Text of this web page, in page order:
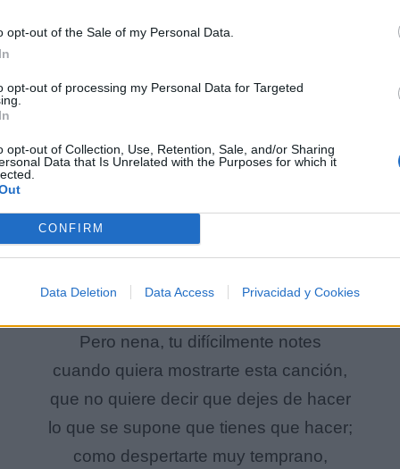
opt-out of the Sale of my Personal Data.
opt-out of processing my Personal Data for Targeted
opt-out of Collection, Use, Retention, Sale, and/or Sharing
Data that Is Unrelated with the Purposes for which it
CONFIRM
Data Deletion Data Access Privacidad y Cookies
necesitamos prestarle atención al
Despiertate lentamente,
despiertate lentamente.
Pero nena, tu difícilmente notes
cuando quiera mostrarte esta canción,
que no quiere decir que dejes de hacer
lo que se supone que tienes que hacer;
como despertarte muy temprano,